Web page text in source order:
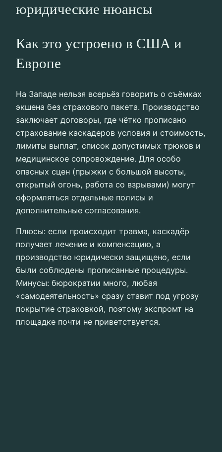
юридические нюансы
Как это устроено в США и
Европе
На Западе нельзя всерьёз говорить о съёмках
экшена без страхового пакета. Производство
заключает договоры, где чётко прописано
страхование каскадеров условия и стоимость,
лимиты выплат, список допустимых трюков и
медицинское сопровождение. Для особо
опасных сцен (прыжки с большой высоты,
открытый огонь, работа со взрывами) могут
оформляться отдельные полисы и
дополнительные согласования.
Плюсы: если происходит травма, каскадёр
получает лечение и компенсацию, а
производство юридически защищено, если
были соблюдены прописанные процедуры.
Минусы: бюрократии много, любая
«самодеятельность» сразу ставит под угрозу
покрытие страховкой, поэтому экспромт на
площадке почти не приветствуется.